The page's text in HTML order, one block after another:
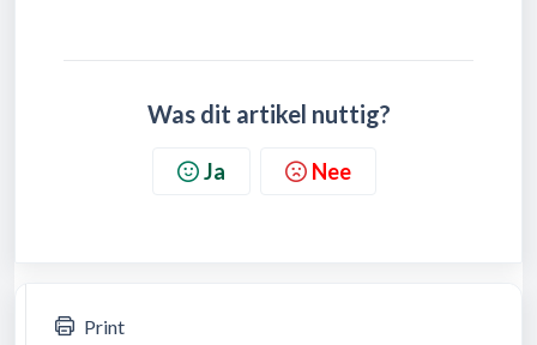
Was dit artikel nuttig?
Ja Nee
Print